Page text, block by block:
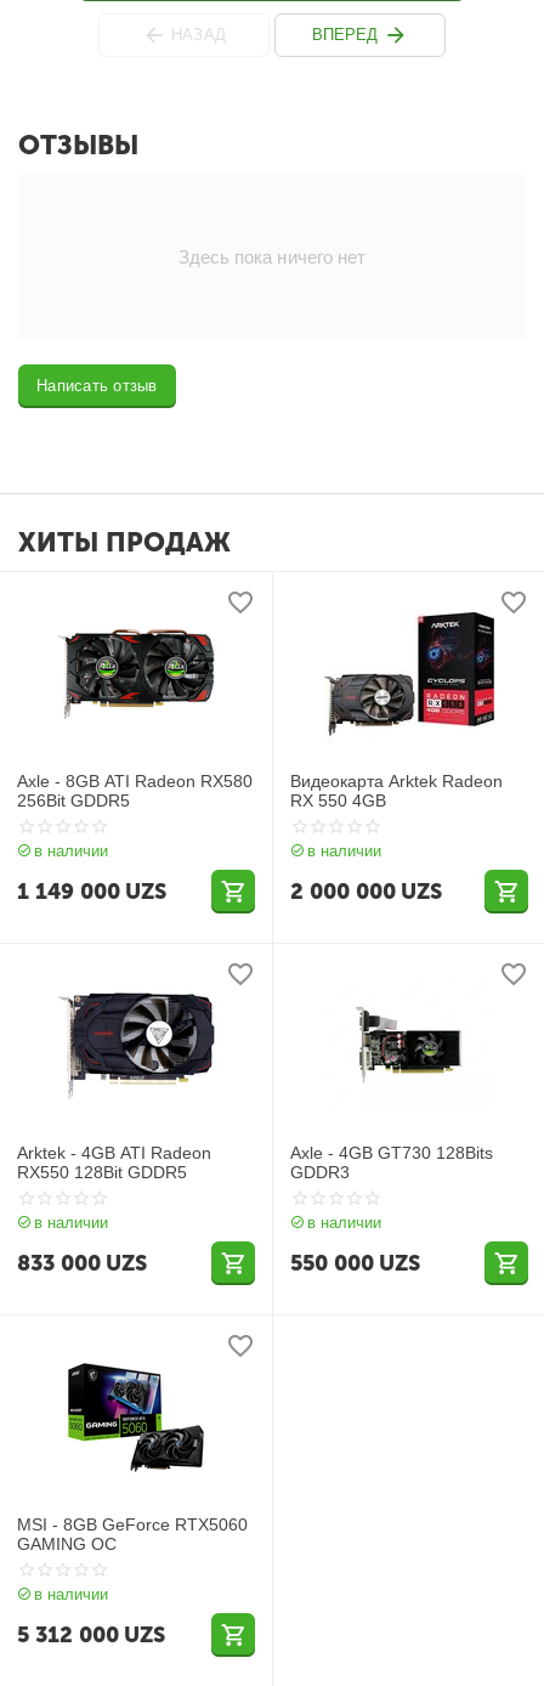
НАЗАД ВПЕРЕД
ОТЗЫВЫ
Здесь пока ничего нет
Написать отзыв
ХИТЫ ПРОДАЖ
Axle - 8GB ATI Radeon RX580
256Bit GDDR5
в наличии
1 149 000 UZS
Видеокарта Arktek Radeon
RX 550 4GB
в наличии
2 000 000 UZS
Arktek - 4GB ATI Radeon
RX550 128Bit GDDR5
в наличии
833 000 UZS
Axle - 4GB GT730 128Bits
GDDR3
в наличии
550 000 UZS
MSI - 8GB GeForce RTX5060
GAMING OC
в наличии
5 312 000 UZS